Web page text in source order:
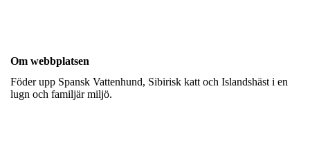
Om webbplatsen
Föder upp Spansk Vattenhund, Sibirisk katt och Islandshäst i en
lugn och familjär miljö.